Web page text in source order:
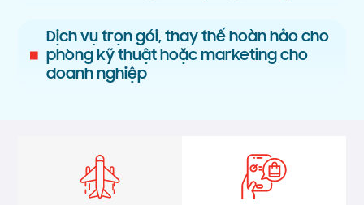
Dịch vụ trọn gói, thay thế hoàn hảo cho
phòng kỹ thuật hoặc marketing cho
doanh nghiệp